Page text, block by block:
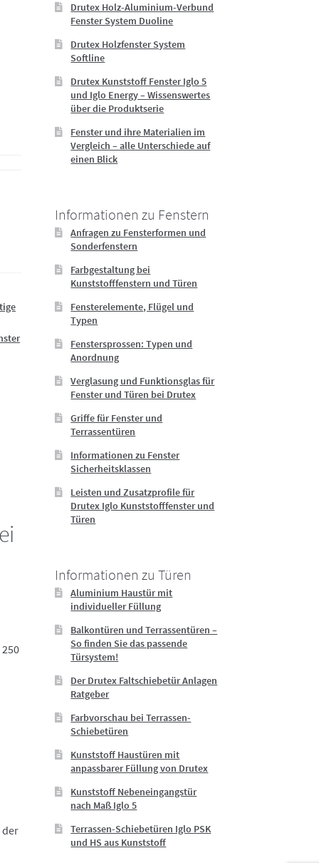
der
Drutex Holz-Aluminium-Verbund
Fenster System Duoline
Drutex Holzfenster System
Softline
Drutex Kunststoff Fenster Iglo 5
und Iglo Energy – Wissenswertes
über die Produktserie
Fenster und ihre Materialien im
Vergleich – alle Unterschiede auf
einen Blick
Informationen zu Fenstern
Anfragen zu Fensterformen und
Sonderfenstern
Farbgestaltung bei
Kunststofffenstern und Türen
Fensterelemente, Flügel und
Typen
Fenstersprossen: Typen und
Anordnung
Verglasung und Funktionsglas für
Fenster und Türen bei Drutex
Griffe für Fenster und
Terrassentüren
Informationen zu Fenster
Sicherheitsklassen
Leisten und Zusatzprofile für
Drutex Iglo Kunststofffenster und
Türen
Informationen zu Türen
Aluminium Haustür mit
individueller Füllung
Balkontüren und Terrassentüren –
So finden Sie das passende
Türsystem!
Der Drutex Faltschiebetür Anlagen
Ratgeber
Farbvorschau bei Terrassen-
Schiebetüren
Kunststoff Haustüren mit
anpassbarer Füllung von Drutex
Kunststoff Nebeneingangstür
nach Maß Iglo 5
Terrassen-Schiebetüren Iglo PSK
und HS aus Kunststoff